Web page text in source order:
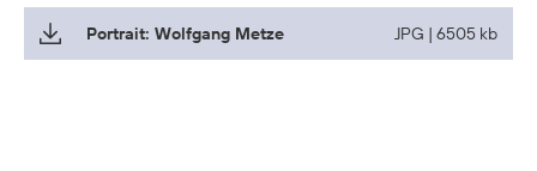
Portrait: Wolfgang Metze JPG | 6505 kb